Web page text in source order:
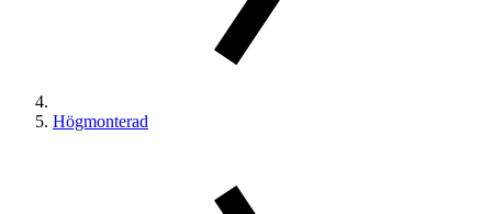
Högmonterad